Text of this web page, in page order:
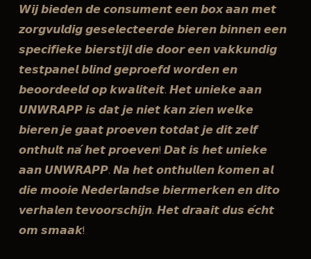
𝙒𝙞𝙟 𝙗𝙞𝙚𝙙𝙚𝙣 𝙙𝙚 𝙘𝙤𝙣𝙨𝙪𝙢𝙚𝙣𝙩 𝙚𝙚𝙣 𝙗𝙤𝙭 𝙖𝙖𝙣 𝙢𝙚𝙩
𝙯𝙤𝙧𝙜𝙫𝙪𝙡𝙙𝙞𝙜 𝙜𝙚𝙨𝙚𝙡𝙚𝙘𝙩𝙚𝙚𝙧𝙙𝙚 𝙗𝙞𝙚𝙧𝙚𝙣 𝙗𝙞𝙣𝙣𝙚𝙣 𝙚𝙚𝙣
𝙨𝙥𝙚𝙘𝙞𝙛𝙞𝙚𝙠𝙚 𝙗𝙞𝙚𝙧𝙨𝙩𝙞𝙟𝙡 𝙙𝙞𝙚 𝙙𝙤𝙤𝙧 𝙚𝙚𝙣 𝙫𝙖𝙠𝙠𝙪𝙣𝙙𝙞𝙜
𝙩𝙚𝙨𝙩𝙥𝙖𝙣𝙚𝙡 𝙗𝙡𝙞𝙣𝙙 𝙜𝙚𝙥𝙧𝙤𝙚𝙛𝙙 𝙬𝙤𝙧𝙙𝙚𝙣 𝙚𝙣
𝙗𝙚𝙤𝙤𝙧𝙙𝙚𝙚𝙡𝙙 𝙤𝙥 𝙠𝙬𝙖𝙡𝙞𝙩𝙚𝙞𝙩. 𝙃𝙚𝙩 𝙪𝙣𝙞𝙚𝙠𝙚 𝙖𝙖𝙣
𝙐𝙉𝙒𝙍𝘼𝙋𝙋 𝙞𝙨 𝙙𝙖𝙩 𝙟𝙚 𝙣𝙞𝙚𝙩 𝙠𝙖𝙣 𝙯𝙞𝙚𝙣 𝙬𝙚𝙡𝙠𝙚
𝙗𝙞𝙚𝙧𝙚𝙣 𝙟𝙚 𝙜𝙖𝙖𝙩 𝙥𝙧𝙤𝙚𝙫𝙚𝙣 𝙩𝙤𝙩𝙙𝙖𝙩 𝙟𝙚 𝙙𝙞𝙩 𝙯𝙚𝙡𝙛
𝙤𝙣𝙩𝙝𝙪𝙡𝙩 𝙣𝙖́ 𝙝𝙚𝙩 𝙥𝙧𝙤𝙚𝙫𝙚𝙣! 𝘿𝙖𝙩 𝙞𝙨 𝙝𝙚𝙩 𝙪𝙣𝙞𝙚𝙠𝙚
𝙖𝙖𝙣 𝙐𝙉𝙒𝙍𝘼𝙋𝙋. 𝙉𝙖 𝙝𝙚𝙩 𝙤𝙣𝙩𝙝𝙪𝙡𝙡𝙚𝙣 𝙠𝙤𝙢𝙚𝙣 𝙖𝙡
𝙙𝙞𝙚 𝙢𝙤𝙤𝙞𝙚 𝙉𝙚𝙙𝙚𝙧𝙡𝙖𝙣𝙙𝙨𝙚 𝙗𝙞𝙚𝙧𝙢𝙚𝙧𝙠𝙚𝙣 𝙚𝙣 𝙙𝙞𝙩𝙤
𝙫𝙚𝙧𝙝𝙖𝙡𝙚𝙣 𝙩𝙚𝙫𝙤𝙤𝙧𝙨𝙘𝙝𝙞𝙟𝙣. 𝙃𝙚𝙩 𝙙𝙧𝙖𝙖𝙞𝙩 𝙙𝙪𝙨 𝙚́𝙘𝙝𝙩
𝙤𝙢 𝙨𝙢𝙖𝙖𝙠!